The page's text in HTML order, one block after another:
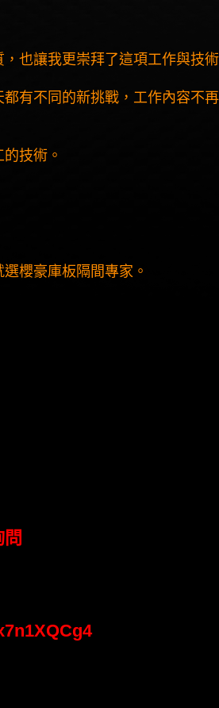
也讓我更崇拜了這項工作與技
有不同的新挑戰，工作內容不
技術。
櫻豪庫板隔間專家。